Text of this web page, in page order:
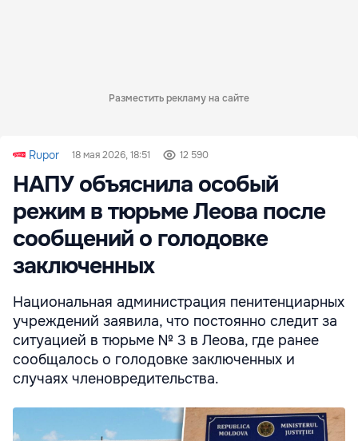
Разместить рекламу на сайте
Rupor 18 мая 2026, 18:51 12 590
НАПУ объяснила особый
режим в тюрьме Леова после
сообщений о голодовке
заключенных
Национальная администрация пенитенциарных
учреждений заявила, что постоянно следит за
ситуацией в тюрьме № 3 в Леова, где ранее
сообщалось о голодовке заключенных и
случаях членовредительства.